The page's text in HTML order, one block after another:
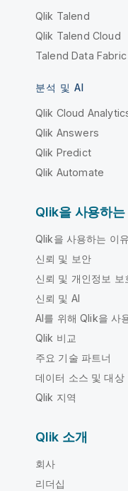
Qlik Talend
Qlik Talend Cloud
Talend Data Fabric
분석 및 AI
Qlik Cloud
Qlik Answers
Qlik Predict
Qlik Automate
Qlik을 사용하는
Qlik을 사용하는 이유
신뢰 및 보안
신뢰 및 개인정보 보
신뢰 및 AI
AI를 위해 Qlik을 사
Qlik 비교
주요 기술 파트너
데이터 소스 및 대상
Qlik 지역
Qlik 소개
회사
리더십